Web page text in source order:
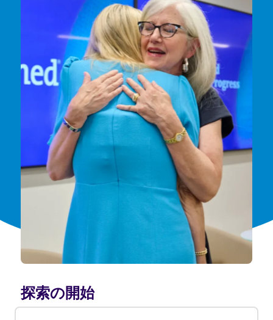
探索の開始